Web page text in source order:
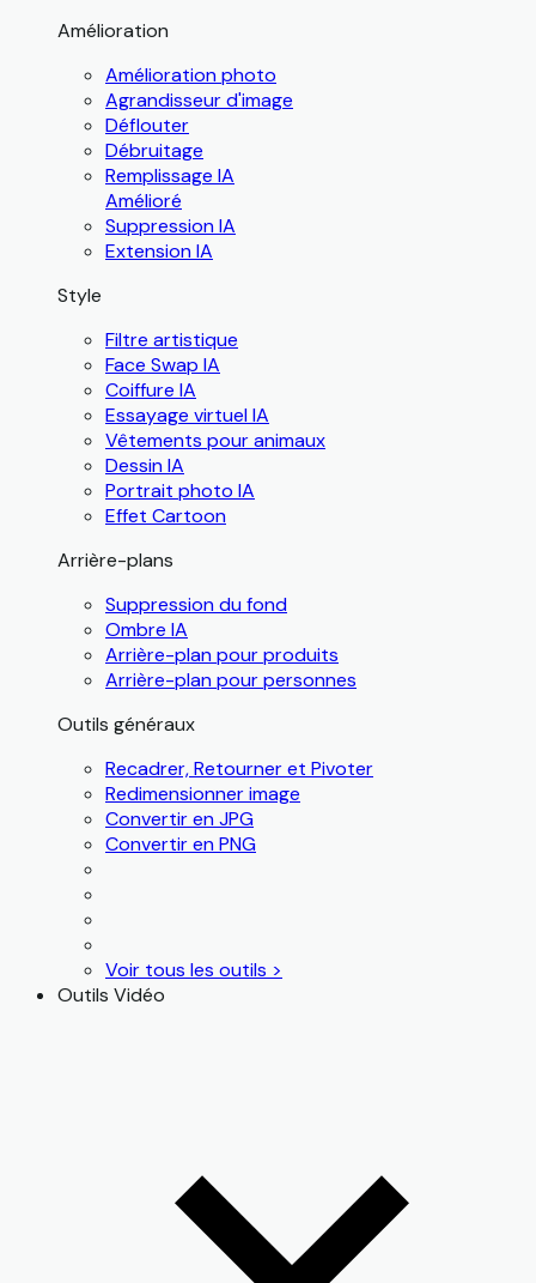
Amélioration
Amélioration photo
Agrandisseur d'image
Déflouter
Débruitage
Remplissage IA
Amélioré
Suppression IA
Extension IA
Style
Filtre artistique
Face Swap IA
Coiffure IA
Essayage virtuel IA
Vêtements pour animaux
Dessin IA
Portrait photo IA
Effet Cartoon
Arrière-plans
Suppression du fond
Ombre IA
Arrière-plan pour produits
Arrière-plan pour personnes
Outils généraux
Recadrer, Retourner et Pivoter
Redimensionner image
Convertir en JPG
Convertir en PNG
Voir tous les outils >
Outils Vidéo